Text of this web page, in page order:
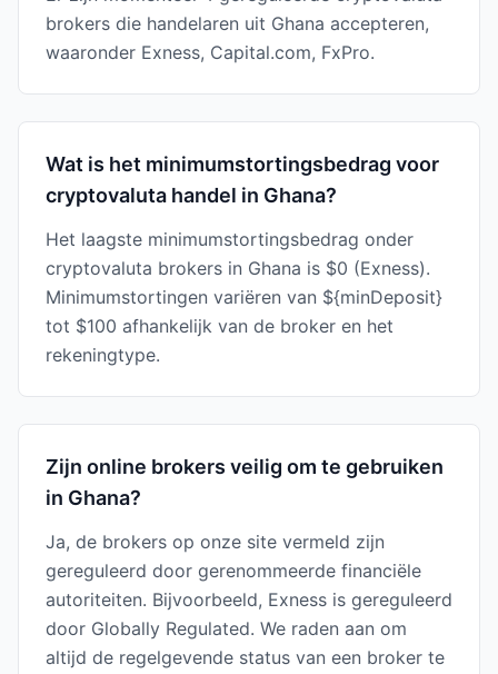
brokers die handelaren uit Ghana accepteren,
waaronder Exness, Capital.com, FxPro.
Wat is het minimumstortingsbedrag voor
cryptovaluta handel in Ghana?
Het laagste minimumstortingsbedrag onder
cryptovaluta brokers in Ghana is $0 (Exness).
Minimumstortingen variëren van ${minDeposit}
tot $100 afhankelijk van de broker en het
rekeningtype.
Zijn online brokers veilig om te gebruiken
in Ghana?
Ja, de brokers op onze site vermeld zijn
gereguleerd door gerenommeerde financiële
autoriteiten. Bijvoorbeeld, Exness is gereguleerd
door Globally Regulated. We raden aan om
altijd de regelgevende status van een broker te